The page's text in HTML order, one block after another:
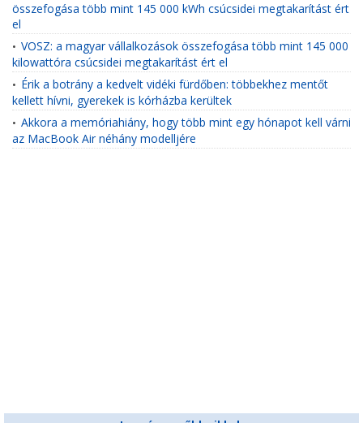
összefogása több mint 145 000 kWh csúcsidei megtakarítást ért
el
• VOSZ: a magyar vállalkozások összefogása több mint 145 000
kilowattóra csúcsidei megtakarítást ért el
• Érik a botrány a kedvelt vidéki fürdőben: többekhez mentőt
kellett hívni, gyerekek is kórházba kerültek
• Akkora a memóriahiány, hogy több mint egy hónapot kell várni
az MacBook Air néhány modelljére